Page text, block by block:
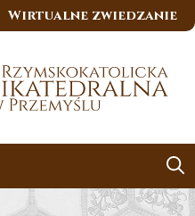
Wirtualne zwiedzanie